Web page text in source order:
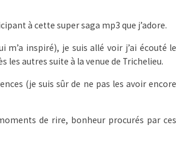
à cette super saga mp3 que j’adore.
m’a inspiré), je suis allé voir j’ai écouté le
autres suite à la venue de Trichelieu.
(je suis sûr de ne pas les avoir encore
de rire, bonheur procurés par ces